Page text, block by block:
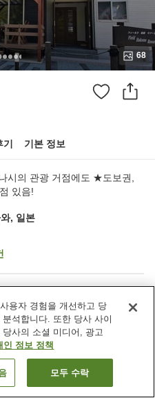
68
기본 정보
시의 관광 거점에도 ★도보권,
있음!
, 일본
자동판매기
공용 구역 CCTV
기
용자 경험을 개선하고 당
석합니다. 또한 당사 사이
사의 소셜 미디어, 광고
인 정보 정책
모두 수락